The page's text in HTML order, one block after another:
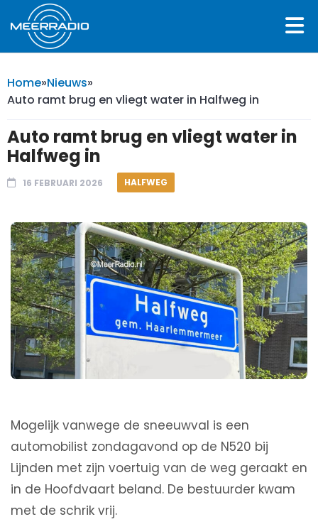
Home»Nieuws»
Auto ramt brug en vliegt water in Halfweg in
Auto ramt brug en vliegt water in
Halfweg in
16 FEBRUARI 2026 HALFWEG
Mogelijk vanwege de sneeuwval is een
automobilist zondagavond op de N520 bij
Lijnden met zijn voertuig van de weg geraakt en
in de Hoofdvaart beland. De bestuurder kwam
met de schrik vrij.